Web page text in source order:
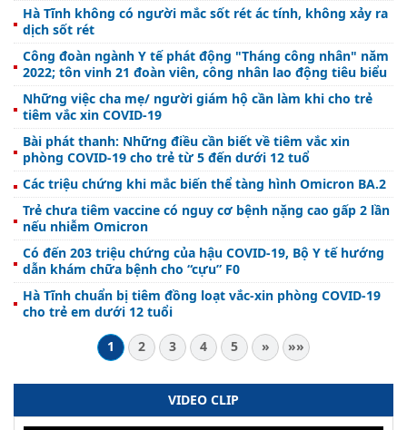
Hà Tĩnh không có người mắc sốt rét ác tính, không xảy ra
dịch sốt rét
Công đoàn ngành Y tế phát động "Tháng công nhân" năm
2022; tôn vinh 21 đoàn viên, công nhân lao động tiêu biểu
Những việc cha mẹ/ người giám hộ cần làm khi cho trẻ
tiêm vắc xin COVID-19
Bài phát thanh: Những điều cần biết về tiêm vắc xin
phòng COVID-19 cho trẻ từ 5 đến dưới 12 tuổ
Các triệu chứng khi mắc biến thể tàng hình Omicron BA.2
Trẻ chưa tiêm vaccine có nguy cơ bệnh nặng cao gấp 2 lần
nếu nhiễm Omicron
Có đến 203 triệu chứng của hậu COVID-19, Bộ Y tế hướng
dẫn khám chữa bệnh cho “cựu” F0
Hà Tĩnh chuẩn bị tiêm đồng loạt vắc-xin phòng COVID-19
cho trẻ em dưới 12 tuổi
1
2 3 4 5 » »»
VIDEO CLIP